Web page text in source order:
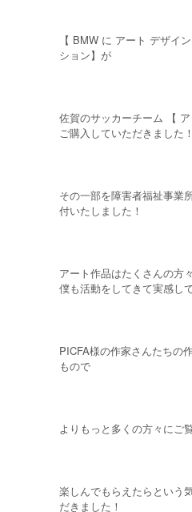
【 BMW に アート デザイ
ション】が
佐賀のサッカーチーム 【
ご購入していただきました！
その一部を障害者福祉事業
付いたしました！
アート作品はたくさんの方
僕も活動をしてきて実感し
PICFA様の作家さんたちの
もので
よりもっと多くの方々にご
楽しんでもらえたらという
だきました！